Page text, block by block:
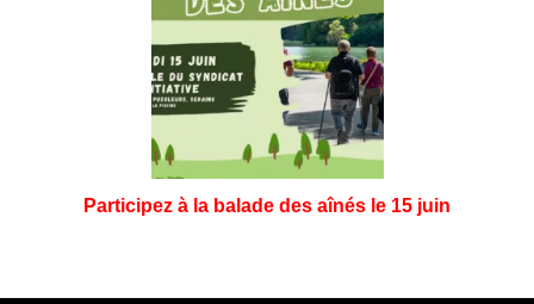
Participez à la balade des aînés le 15 juin